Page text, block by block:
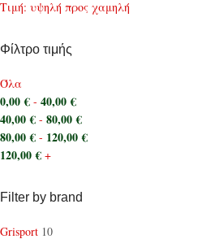
Τιμή: υψηλή προς χαμηλή
Φίλτρο τιμής
Όλα
0,00€ - 40,00€
40,00€ - 80,00€
80,00€ - 120,00€
120,00€ +
Filter by brand
Grisport 10